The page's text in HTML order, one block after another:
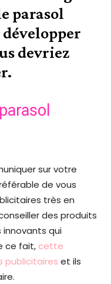
parasol
devriez
sur votre
de vous
très en
des produits
innovants qui
ce fait, cette
publicitaires et ils